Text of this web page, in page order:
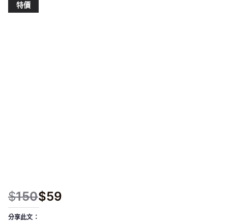
特價
$150
原
始
$59
目
前
分享此文：